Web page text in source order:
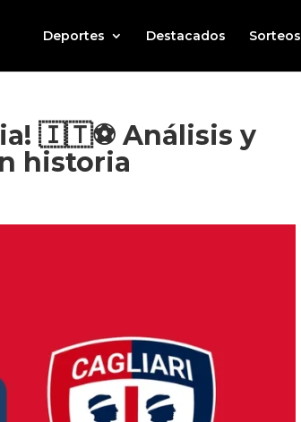
Deportes Destacados Sorteos
🇮🇹⚽ Análisis y
historia